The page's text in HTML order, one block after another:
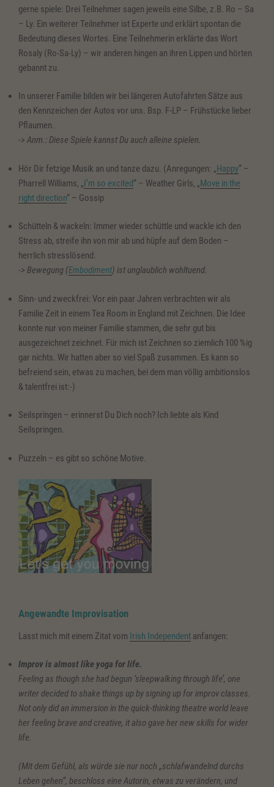
gerne spiele: Drei Teilnehmer sagen jeweils eine Silbe, z.B. Ro – Sa
– Ly. Ein weiterer Teilnehmer ist Experte und erklärt spontan die
Bedeutung dieses Wortes. Eine Teilnehmerin erklärte das Wort
Rosaly (Ro-Sa-Ly) – wir anderen hingen an ihren Lippen und hörten
gebannt zu.
In unserer Familie bilden wir bei längeren Autofahrten Sätze aus
den Kennzeichen der Autos vor uns. Bsp. F-LP – Frühstücke lieber
Pflaumen.
-> Anm.: Diese Spiele kannst Du auch alleine spielen.
Hör Dir fetzige Musik an und tanze dazu. (Anregungen: „Happy“ –
Pharrell Williams, „I’m so excited“ – Weather Girls, „Move in the
right direction“ – Gossip
Schütteln & wackeln: Immer wieder schüttle und wackle ich den
Stress ab, streife ihn von mir ab und hüpfe auf dem Boden –
herrlich stresslösend.
-> Bewegung (Embodiment) ist unglaublich wohltuend.
Sinn- und zweckfrei: Vor ein paar Jahren verbrachten wir als
Familie Zeit in einem Tea Room in England mit Zeichnen. Die Idee
konnte nur von meiner Familie stammen, die sehr gut bis
ausgezeichnet zeichnet. Für mich ist Zeichnen so ziemlich 100 %ig
gar nichts. Wir hatten aber so viel Spaß zusammen. Es kann so
befreiend sein, etwas zu machen, bei dem man völlig ambitionslos
& talentfrei ist:-)
Seilspringen – erinnerst Du Dich noch? Ich liebte als Kind
Seilspringen.
Puzzeln – es gibt so schöne Motive.
Angewandte Improvisation
Lasst mich mit einem Zitat vom Irish Independent anfangen:
Improv is almost like yoga for life.
Feeling as though she had begun ‘sleepwalking through life’, one
writer decided to shake things up by signing up for improv classes.
Not only did an immersion in the quick-thinking theatre world leave
her feeling brave and creative, it also gave her new skills for wider
life.
(Mit dem Gefühl, als würde sie nur noch „schlafwandelnd durchs
Leben gehen“, beschloss eine Autorin, etwas zu verändern, und